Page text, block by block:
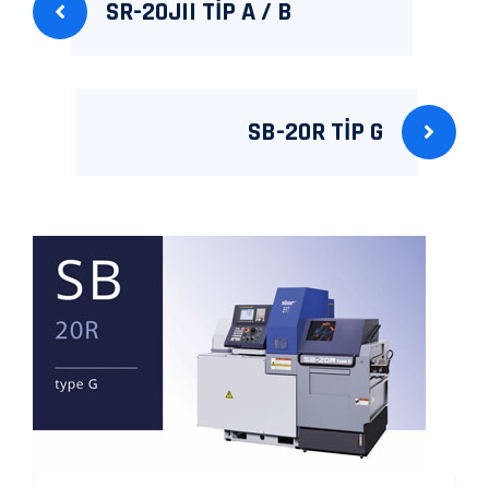
SR-20JII TİP A / B
SB-20R TİP G